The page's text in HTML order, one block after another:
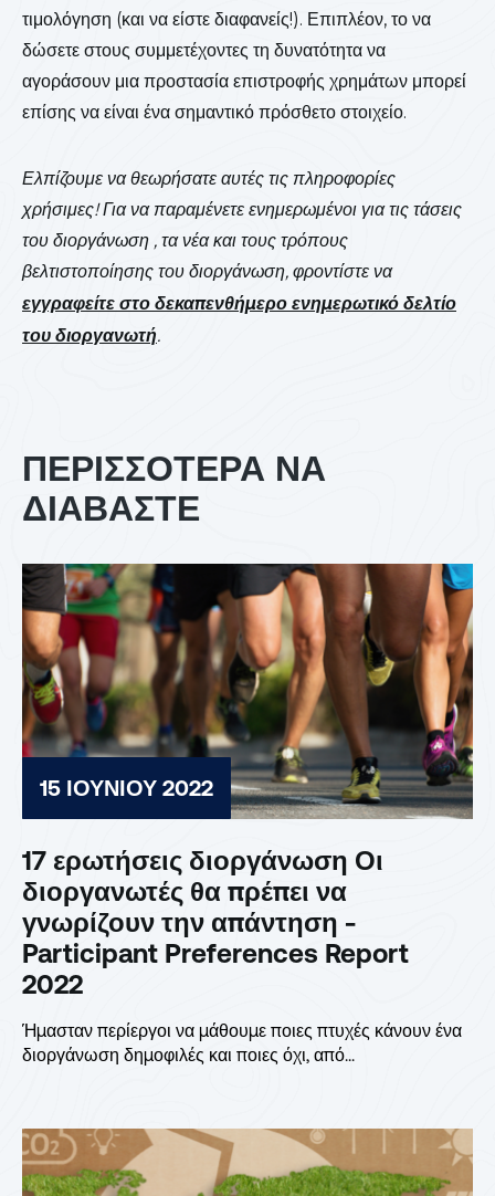
τιμολόγηση (και να είστε διαφανείς!). Επιπλέον, το να
δώσετε στους συμμετέχοντες τη δυνατότητα να
αγοράσουν μια προστασία επιστροφής χρημάτων μπορεί
επίσης να είναι ένα σημαντικό πρόσθετο στοιχείο.
Ελπίζουμε να θεωρήσατε αυτές τις πληροφορίες
χρήσιμες! Για να παραμένετε ενημερωμένοι για τις τάσεις
του διοργάνωση , τα νέα και τους τρόπους
βελτιστοποίησης του διοργάνωση, φροντίστε να
εγγραφείτε στο δεκαπενθήμερο ενημερωτικό δελτίο
του διοργανωτή.
ΠΕΡΙΣΣΟΤΕΡΑ ΝΑ
ΔΙΑΒΑΣΤΕ
15 ΙΟΥΝΊΟΥ 2022
17 ερωτήσεις διοργάνωση Οι
διοργανωτές θα πρέπει να
γνωρίζουν την απάντηση -
Participant Preferences Report
2022
Ήμασταν περίεργοι να μάθουμε ποιες πτυχές κάνουν ένα
διοργάνωση δημοφιλές και ποιες όχι, από...